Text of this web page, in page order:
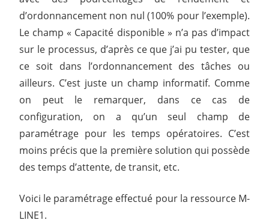
d’ordonnancement non nul (100% pour l’exemple).
Le champ « Capacité disponible » n’a pas d’impact
sur le processus, d’après ce que j’ai pu tester, que
ce soit dans l’ordonnancement des tâches ou
ailleurs. C’est juste un champ informatif. Comme
on peut le remarquer, dans ce cas de
configuration, on a qu’un seul champ de
paramétrage pour les temps opératoires. C’est
moins précis que la première solution qui possède
des temps d’attente, de transit, etc.
Voici le paramétrage effectué pour la ressource M-
LINE1.